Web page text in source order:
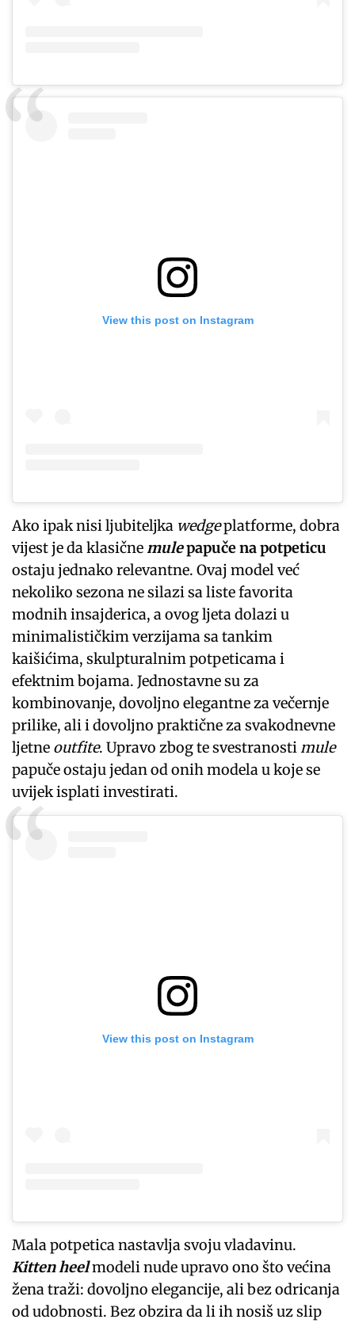
View this post on Instagram
Ako ipak nisi ljubiteljka wedgeplatforme, dobra
vijest je da klasične mulepapuče na potpeticu
ostaju jednako relevantne. Ovaj model već
nekoliko sezona ne silazi sa liste favorita
modnih insajderica, a ovog ljeta dolazi u
minimalističkim verzijama sa tankim
kaišićima, skulpturalnim potpeticama i
efektnim bojama. Jednostavne su za
kombinovanje, dovoljno elegantne za večernje
prilike, ali i dovoljno praktične za svakodnevne
ljetne outfite. Upravo zbog te svestranosti mule
papuče ostaju jedan od onih modela u koje se
uvijek isplati investirati.
View this post on Instagram
Mala potpetica nastavlja svoju vladavinu.
Kitten heelmodeli nude upravo ono što većina
žena traži: dovoljno elegancije, ali bez odricanja
od udobnosti. Bez obzira da li ih nosiš uz slip